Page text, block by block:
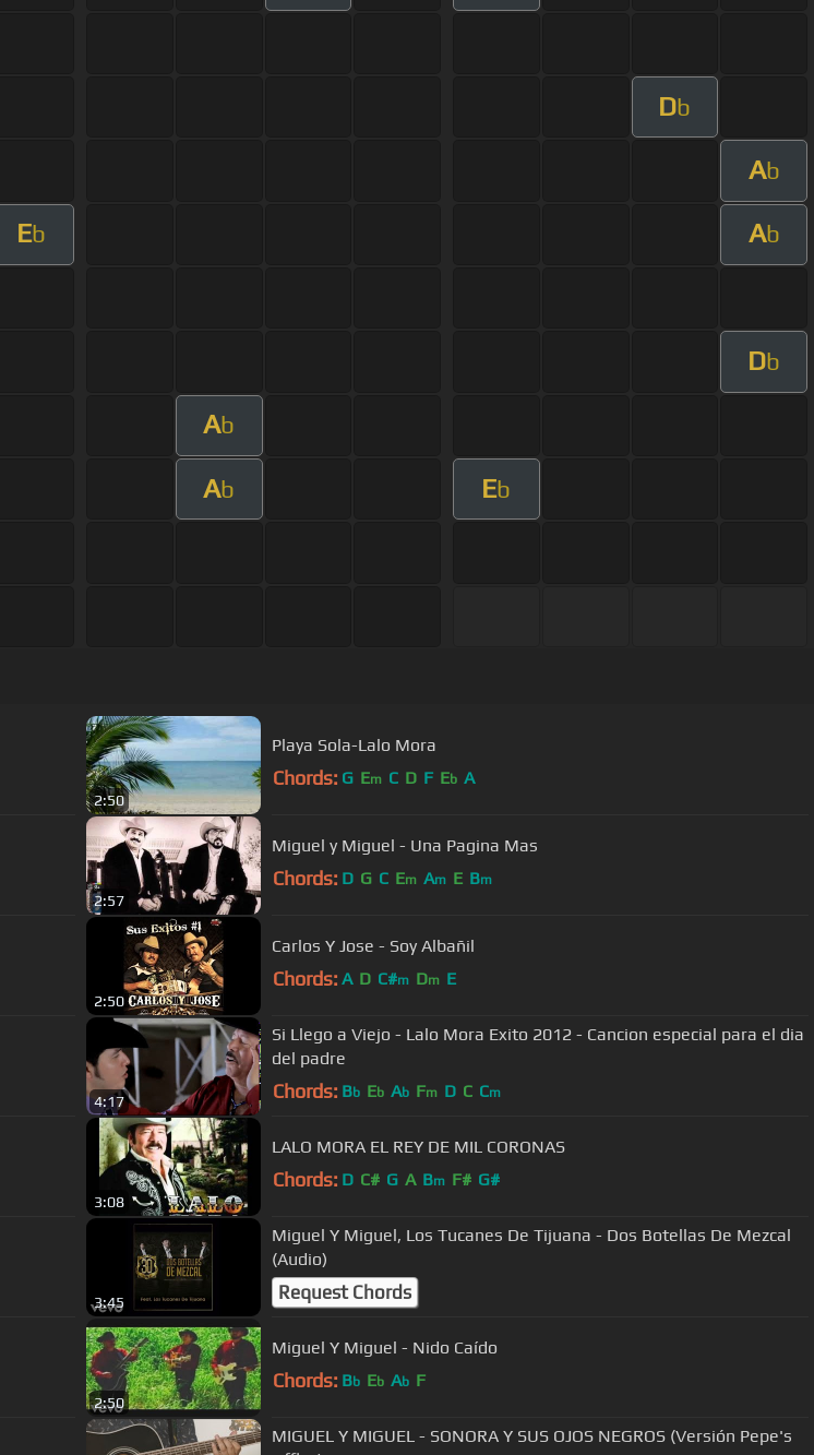
Db
Ab
Eb Ab
Db
Ab
Ab Eb
2:50
Playa Sola-Lalo Mora
Chords: G Em C D F Eb A
2:57
Miguel y Miguel - Una Pagina Mas
Chords: D G C Em Am E Bm
2:50
Carlos Y Jose - Soy Albañil
Chords: A D C#m Dm E
4:17
Si Llego a Viejo - Lalo Mora Exito 2012 - Cancion especial para el dia
del padre
Chords: Bb Eb Ab Fm D C Cm
3:08
LALO MORA EL REY DE MIL CORONAS
Chords: D C# G A Bm F# G#
3:45
Miguel Y Miguel, Los Tucanes De Tijuana - Dos Botellas De Mezcal
(Audio)
Request Chords
2:50
Miguel Y Miguel - Nido Caído
Chords: Bb Eb Ab F
MIGUEL Y MIGUEL - SONORA Y SUS OJOS NEGROS (Versión Pepe's